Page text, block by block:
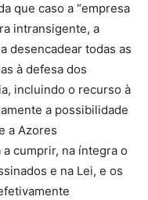
que caso a “empresa
intransigente, a
desencadear todas as
à defesa dos
incluindo o recurso à
a possibilidade
a Azores
cumprir, na íntegra o
e na Lei, e os